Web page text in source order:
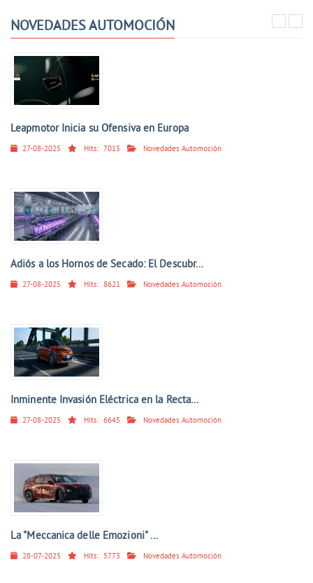
NOVEDADES AUTOMOCIÓN
Leapmotor Inicia su Ofensiva en Europa
27-08-2025 Hits: 7015 Novedades Automoción
Adiós a los Hornos de Secado: El Descubr...
27-08-2025 Hits: 8621 Novedades Automoción
Inminente Invasión Eléctrica en la Recta...
27-08-2025 Hits: 6645 Novedades Automoción
La "Meccanica delle Emozioni" ...
28-07-2025 Hits: 5773 Novedades Automoción